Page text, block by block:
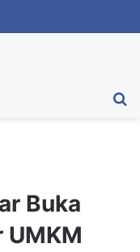
Buka
UMKM